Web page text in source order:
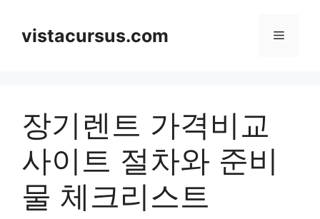
contentvistacursus.com Menu
장기렌트 가격비교
사이트 절차와 준비
물 체크리스트